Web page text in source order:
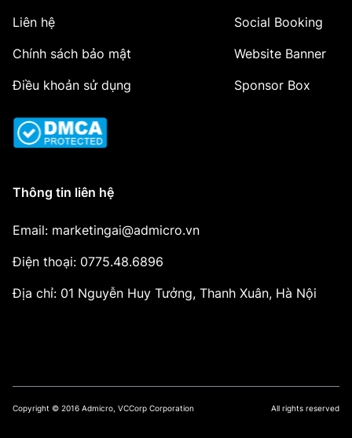
Liên hệ
Chính sách bảo mật
Điều khoản sử dụng
Social Booking
Website Banner
Sponsor Box
Thông tin liên hệ
Email: marketingai@admicro.vn
Điện thoại: 0775.48.6896
Địa chỉ: 01 Nguyễn Huy Tưởng, Thanh Xuân, Hà Nội
Copyright © 2016 Admicro, VCCorp Corporation All rights reserved